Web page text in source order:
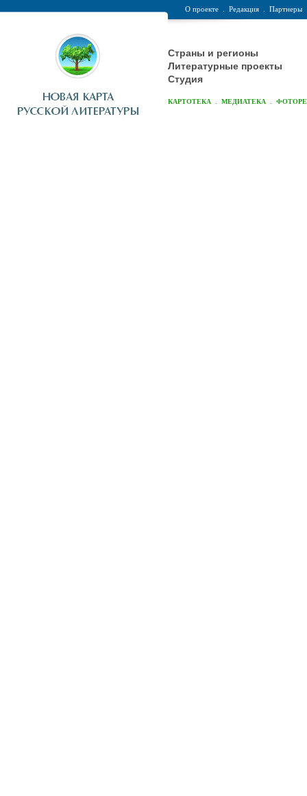
О проекте Редакция Партнеры
Страны и регионы
Литературные проекты
Студия
КАРТОТЕКА МЕДИАТЕКА